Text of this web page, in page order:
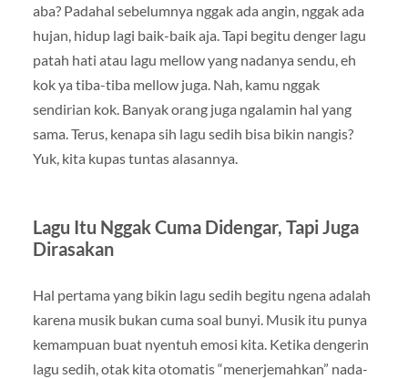
aba? Padahal sebelumnya nggak ada angin, nggak ada
hujan, hidup lagi baik-baik aja. Tapi begitu denger lagu
patah hati atau lagu mellow yang nadanya sendu, eh
kok ya tiba-tiba mellow juga. Nah, kamu nggak
sendirian kok. Banyak orang juga ngalamin hal yang
sama. Terus, kenapa sih lagu sedih bisa bikin nangis?
Yuk, kita kupas tuntas alasannya.
Lagu Itu Nggak Cuma Didengar, Tapi Juga
Dirasakan
Hal pertama yang bikin lagu sedih begitu ngena adalah
karena musik bukan cuma soal bunyi. Musik itu punya
kemampuan buat nyentuh emosi kita. Ketika dengerin
lagu sedih, otak kita otomatis “menerjemahkan” nada-